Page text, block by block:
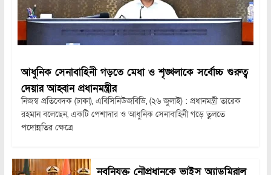
আধুনিক সেনাবাহিনী গড়তে মেধা ও শৃঙ্খলাকে সর্বোচ্চ গুরুত্ব
দেয়ার আহ্বান প্রধানমন্ত্রীর
নিজস্ব প্রতিবেদক (ঢাকা), এবিসিনিউজবিডি, (২৬ জুলাই) : প্রধানমন্ত্রী তারেক
রহমান বলেছেন, একটি পেশাদার ও আধুনিক সেনাবাহিনী গড়ে তুলতে
পদোন্নতির ক্ষেত্রে
নবনিযুক্ত নৌপ্রধানকে ভাইস অ্যাডমিরাল